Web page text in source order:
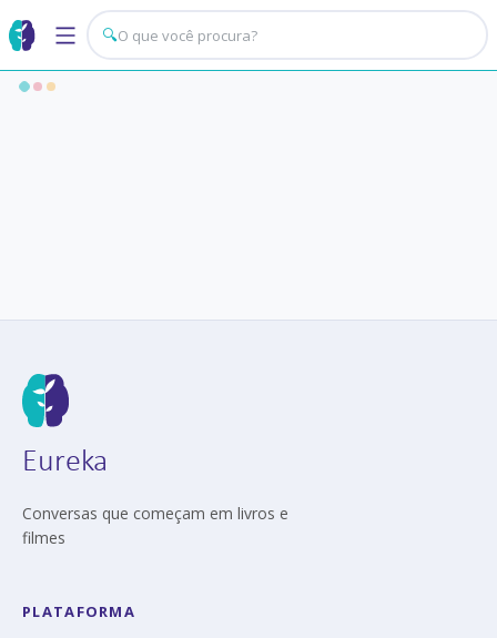
🔍
Eureka
Conversas que começam em livros e
filmes
PLATAFORMA